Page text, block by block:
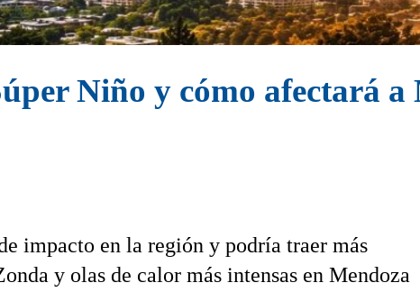
Niño y cómo afectará a
impacto en la región y podría traer más
y olas de calor más intensas en Mendoza